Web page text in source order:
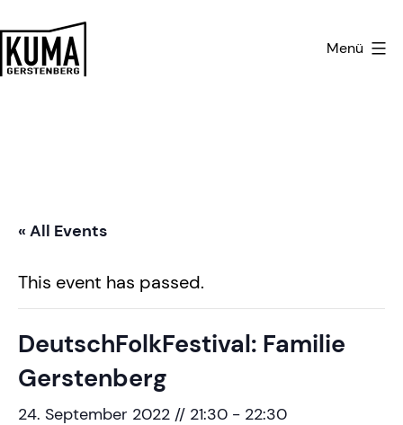
Inhalt
springen
Menü
« All Events
This event has passed.
DeutschFolkFestival: Familie
Gerstenberg
24. September 2022 // 21:30 - 22:30